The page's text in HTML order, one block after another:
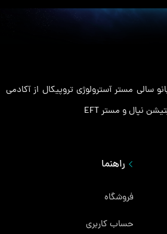
راهنما
فروشگاه
حساب کاربری
سالی مستر آسترولوژی تروپیکال از آکادمی